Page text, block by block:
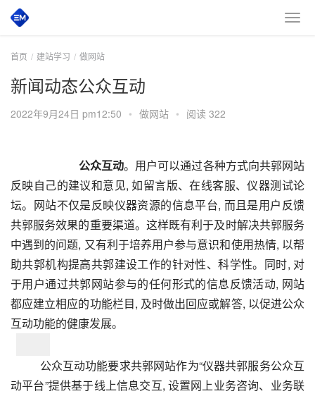
首页 建站学习 做网站
新闻动态公众互动
2022年9月24日 pm12:50 • 做网站 • 阅读 322
公众互动。用户可以通过各种方式向共郭网站
反映自己的建议和意见, 如留言版、在线客服、仪器测试论
坛。网站不仅是反映仪器资源的信息平台, 而且是用户反馈
共郭服务效果的重要渠道。这样既有利于及时解决共郭服务
中遇到的问题, 又有利于培养用户参与意识和使用热情, 以帮
助共郭机构提高共郭建设工作的针对性、科学性。同时, 对
于用户通过共郭网站参与的任何形式的信息反馈活动, 网站
都应建立相应的功能栏目, 及时做出回应或解答, 以促进公众
互动功能的健康发展。
公众互动功能要求共郭网站作为“仪器共郭服务公众互
动平台”提供基于线上信息交互, 设置网上业务咨询、业务联